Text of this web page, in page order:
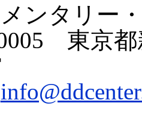
メンタリー
東京